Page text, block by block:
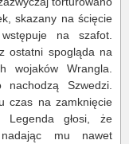
skazany na ścięcie
na szafot.
ostatni spogląda na
wojaków Wrangla.
Szwedzi.
czas na zamknięcie
Legenda głosi, że
mu nawet